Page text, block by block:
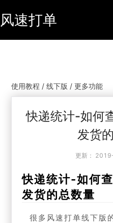
风速打单
使用教程 / 线下版 / 更多功能
快递统计-如何
发货
更新：
快递统计-如何
发货的总数量
很多风速打单线下版